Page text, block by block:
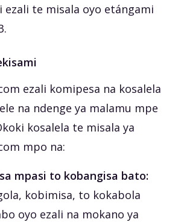
ezali te misala oyo etángami
ezali komipesa na kosalela
na ndenge ya malamu mpe
kosalela te misala ya
mpo na:
mpasi to kobangisa bato:
kobimisa, to kokabola
oyo ezali na mokano ya